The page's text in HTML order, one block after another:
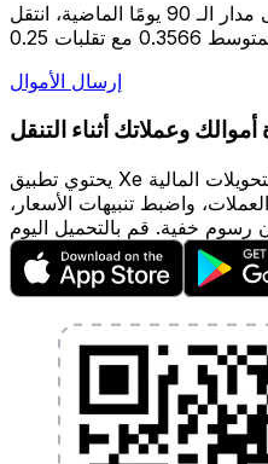
على مدار الـ 90 يومًا الماضية، انتقل LUNA إلى DKK بين
إرسال الأموال
أموالك وعملاتك أثناء التنقل
يحتوي تطبيق Xe على كل ما تحتاجه لإجراء التحويلات المالية
واضبط تنبيهات الأسعار،